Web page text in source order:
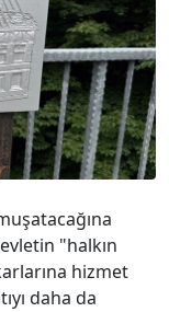
"halkın
hizmet
daha da